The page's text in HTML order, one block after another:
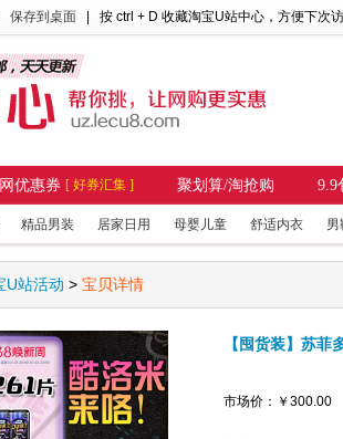
保存到桌面 | 按 ctrl + D 收藏淘宝U站中心 ，方便下次
优惠券 [ 好券汇集 ] 聚划算/淘抢购 9.9
精品男装 居家日用 母婴儿童 舒适内衣 男
U站活动 > 宝贝详情
【囤货装】苏菲
市场价： ￥300.00